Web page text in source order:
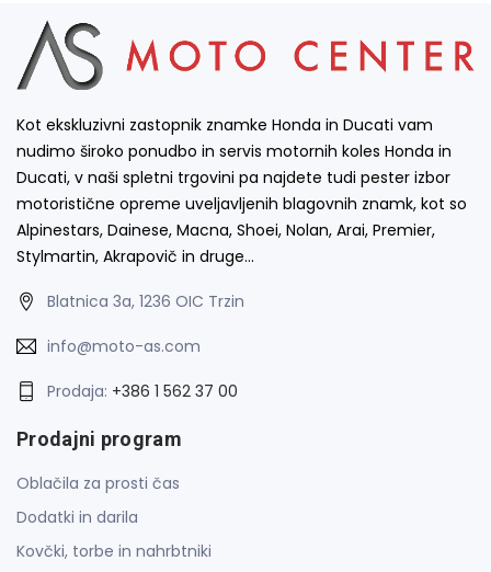
Kot ekskluzivni zastopnik znamke Honda in Ducati vam
nudimo široko ponudbo in servis motornih koles Honda in
Ducati, v naši spletni trgovini pa najdete tudi pester izbor
motoristične opreme uveljavljenih blagovnih znamk, kot so
Alpinestars, Dainese, Macna, Shoei, Nolan, Arai, Premier,
Stylmartin, Akrapovič in druge…
Blatnica 3a, 1236 OIC Trzin
info@moto-as.com
Prodaja: +386 1 562 37 00
Prodajni program
Oblačila za prosti čas
Dodatki in darila
Kovčki, torbe in nahrbtniki